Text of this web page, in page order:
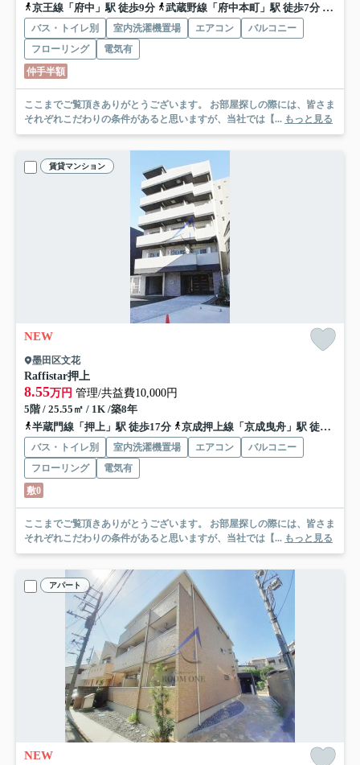
京王線「府中」駅 徒歩9分
武蔵野線「府中本町」駅 徒歩7分 南武
バス・トイレ別 室内洗濯機置場 エアコン
バルコニー
フローリング
電気有
仲手半額
ここまでご覧頂きありがとうございます。 お部屋探しの際には、皆さま
それぞれこだわりの条件があると思いますが、当社では【... もっと見る
賃貸マンション
NEW
墨田区文花
Raffistar押上
8.55万円 管理/共益費10,000円
5階 / 25.55㎡ / 1K /築8年
半蔵門線「押上」駅 徒歩17分
京成押上線「京成曳舟」駅 徒歩17分
バス・トイレ別 室内洗濯機置場 エアコン
バルコニー
フローリング
電気有
敷0
ここまでご覧頂きありがとうございます。 お部屋探しの際には、皆さま
それぞれこだわりの条件があると思いますが、当社では【... もっと見る
アパート
NEW